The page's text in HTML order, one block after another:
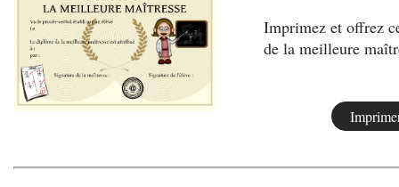
Imprimez et offrez
de la meilleure